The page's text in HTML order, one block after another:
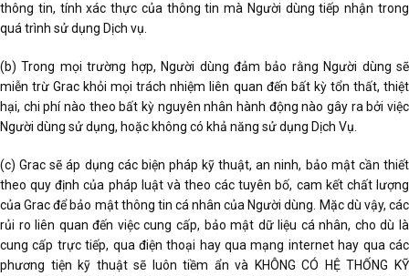
thông tin, tính xác thực của thông tin mà Người dùng tiếp nhận trong
quá trình sử dụng Dịch vụ.
(b) Trong mọi trường hợp, Người dùng đảm bảo rằng Người dùng sẽ
miễn trừ Grac khỏi mọi trách nhiệm liên quan đến bất kỳ tổn thất, thiệt
hại, chi phí nào theo bất kỳ nguyên nhân hành động nào gây ra bởi việc
Người dùng sử dụng, hoặc không có khả năng sử dụng Dịch Vụ.
(c) Grac sẽ áp dụng các biện pháp kỹ thuật, an ninh, bảo mật cần thiết
theo quy định của pháp luật và theo các tuyên bố, cam kết chất lượng
của Grac để bảo mật thông tin cá nhân của Người dùng. Mặc dù vậy, các
rủi ro liên quan đến việc cung cấp, bảo mật dữ liệu cá nhân, cho dù là
cung cấp trực tiếp, qua điện thoại hay qua mạng internet hay qua các
phương tiện kỹ thuật sẽ luôn tiềm ẩn và KHÔNG CÓ HỆ THỐNG KỸ